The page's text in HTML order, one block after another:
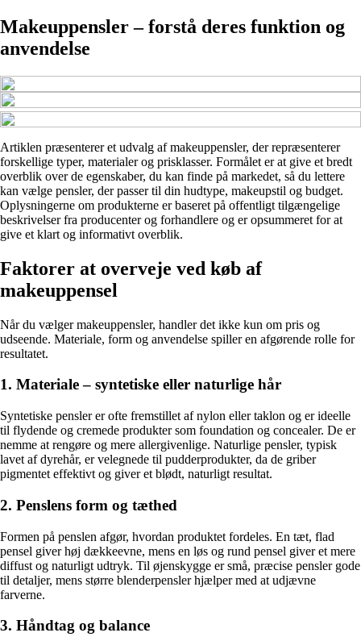
Makeuppensler – forstå deres funktion og
anvendelse
Artiklen præsenterer et udvalg af makeuppensler, der repræsenterer
forskellige typer, materialer og prisklasser. Formålet er at give et bredt
overblik over de egenskaber, du kan finde på markedet, så du lettere
kan vælge pensler, der passer til din hudtype, makeupstil og budget.
Oplysningerne om produkterne er baseret på offentligt tilgængelige
beskrivelser fra producenter og forhandlere og er opsummeret for at
give et klart og informativt overblik.
Faktorer at overveje ved køb af
makeuppensel
Når du vælger makeuppensler, handler det ikke kun om pris og
udseende. Materiale, form og anvendelse spiller en afgørende rolle for
resultatet.
1. Materiale – syntetiske eller naturlige hår
Syntetiske pensler er ofte fremstillet af nylon eller taklon og er ideelle
til flydende og cremede produkter som foundation og concealer. De er
nemme at rengøre og mere allergivenlige. Naturlige pensler, typisk
lavet af dyrehår, er velegnede til pudderprodukter, da de griber
pigmentet effektivt og giver et blødt, naturligt resultat.
2. Penslens form og tæthed
Formen på penslen afgør, hvordan produktet fordeles. En tæt, flad
pensel giver høj dækkeevne, mens en løs og rund pensel giver et mere
diffust og naturligt udtryk. Til øjenskygge er små, præcise pensler gode
til detaljer, mens større blenderpensler hjælper med at udjævne
farverne.
3. Håndtag og balance